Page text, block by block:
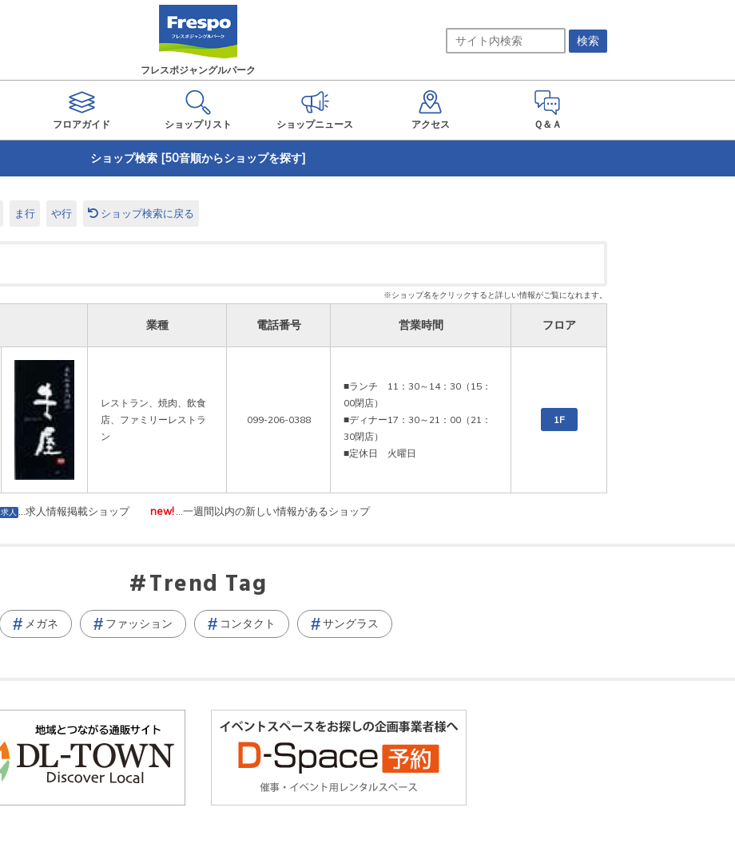
フレスポジャングルパーク
フロアガイド ショップリスト ショップニュース アクセス Ｑ＆Ａ
ショップ検索 [50音順からショップを探す]
ま行 や行 ショップ検索に戻る
※ショップ名をクリックすると詳しい情報がご覧になれます。
業種 電話番号 営業時間 フロア
レストラン、焼肉、飲食
店、ファミリーレストラ
ン
099-206-0388
■ランチ　11：30～14：30（15：
00閉店）
■ディナー17：30～21：00（21：
30閉店）
■定休日　火曜日
1F
求人 …求人情報掲載ショップ new! …一週間以内の新しい情報があるショップ
Trend Tag
メガネ ファッション コンタクト サングラス